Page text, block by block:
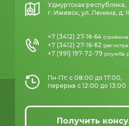
Удмуртская республика,
г. Ижевск, ул. Ленина, д.
+7 (3412) 27-16-64
+7 (3412) 27-16-62
+7 (991) 197-72-79 (служба
Пн-Пт: с 08:00 до 17:00,
перерыв с 12:00 до 13:00
Получить